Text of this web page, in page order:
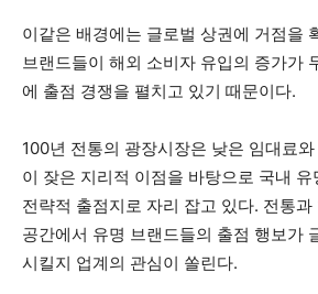
이같은 배경에는 글로벌 상권에 거점을
브랜드들이 해외 소비자 유입의 증가가
에 출점 경쟁을 펼치고 있기 때문이다.
100년 전통의 광장시장은 낮은 임대료
이 잦은 지리적 이점을 바탕으로 국내
전략적 출점지로 자리 잡고 있다. 전통
공간에서 유명 브랜드들의 출점 행보가
시킬지 업계의 관심이 쏠린다.